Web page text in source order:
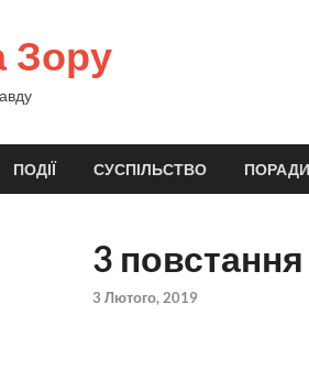
Зору
ПОДІЇ СУСПІЛЬСТВО ПОРАДИ
3 повстання
3 Лютого, 2019